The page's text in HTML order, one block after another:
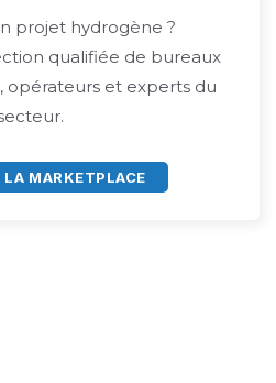
projet hydrogène ?
qualifiée de bureaux
opérateurs et experts du
LA MARKETPLACE